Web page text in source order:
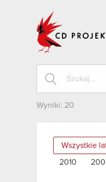
Wyniki: 20
Wszystkie
2010